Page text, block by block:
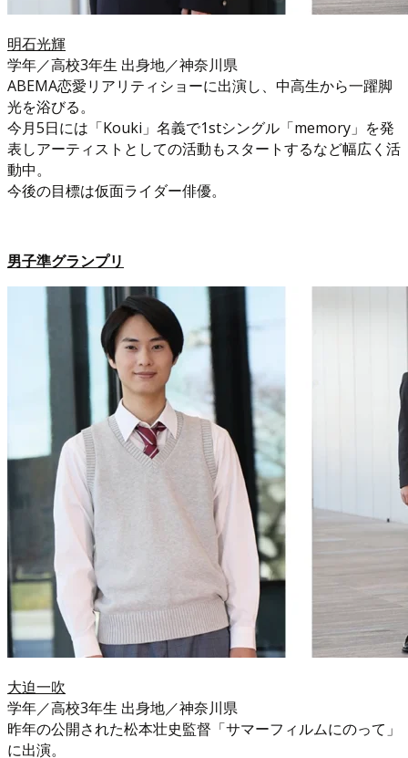
明石光輝
学年／高校3年生 出身地／神奈川県
ABEMA恋愛リアリティショーに出演し、中高生から一躍脚
光を浴びる。
今月5日には「Kouki」名義で1stシングル「memory」を発
表しアーティストとしての活動もスタートするなど幅広く活
動中。
今後の目標は仮面ライダー俳優。
男子準グランプリ
大迫一吹
学年／高校3年生 出身地／神奈川県
昨年の公開された松本壮史監督「サマーフィルムにのって」
に出演。